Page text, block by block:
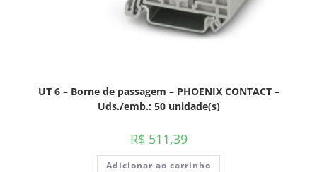
UT 6 – Borne de passagem – PHOENIX CONTACT –
Uds./emb.: 50 unidade(s)
R$ 511,39
Adicionar ao carrinho